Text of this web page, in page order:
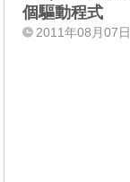
個驅動程式
2011年08月07日